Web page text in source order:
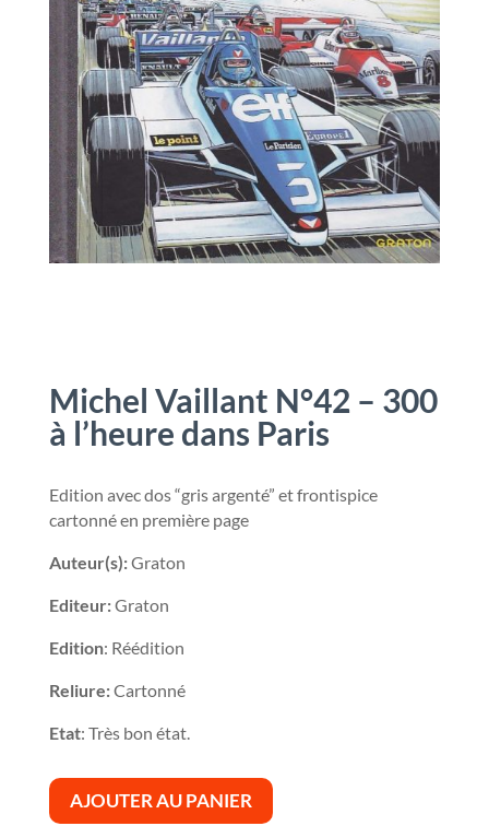
Michel Vaillant N°42 – 300
à l’heure dans Paris
Edition avec dos “gris argenté” et frontispice
cartonné en première page
Auteur(s):Graton
Editeur:Graton
Edition: Réédition
Reliure:Cartonné
Etat: Très bon état.
AJOUTER AU PANIER